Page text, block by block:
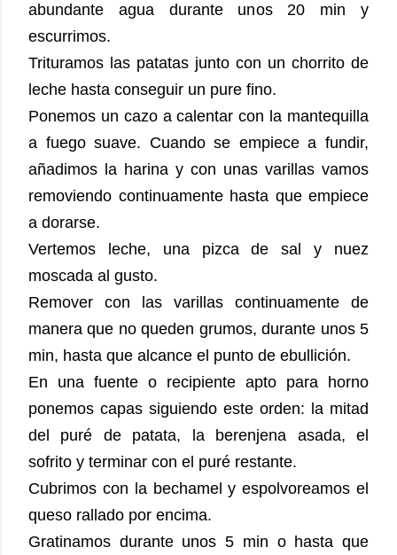
abundante agua durante unos 20 min y
escurrimos.
Trituramos las patatas junto con un chorrito de
leche hasta conseguir un pure fino.
Ponemos un cazo a calentar con la mantequilla
a fuego suave. Cuando se empiece a fundir,
añadimos la harina y con unas varillas vamos
removiendo continuamente hasta que empiece
a dorarse.
Vertemos leche, una pizca de sal y nuez
moscada al gusto.
Remover con las varillas continuamente de
manera que no queden grumos, durante unos 5
min, hasta que alcance el punto de ebullición.
En una fuente o recipiente apto para horno
ponemos capas siguiendo este orden: la mitad
del puré de patata, la berenjena asada, el
sofrito y terminar con el puré restante.
Cubrimos con la bechamel y espolvoreamos el
queso rallado por encima.
Gratinamos durante unos 5 min o hasta que